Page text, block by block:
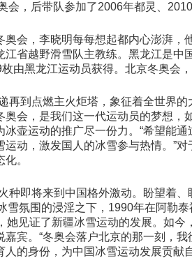
会，后带队参加了2006年都灵、
奥会，李晓明每每想起都内心澎湃
省越野滑雪队主教练。黑龙江是
由黑龙江运动员获得。北京冬奥会
再到点燃主火炬塔，象征着全世界
会，是我们这一代运动员的梦想
壶运动的推广尽一份力。“希望能
动，激发国人的冰雪参与热情。”
。
种即将来到中国格外激动。盼望着
雪氛围的浸淫之下，1990年在阿勒
她见证了新疆冰雪运动的发展。如
宾。“冬奥会落户北京的那一刻，
的身份，为中国冰雪运动发展贡献